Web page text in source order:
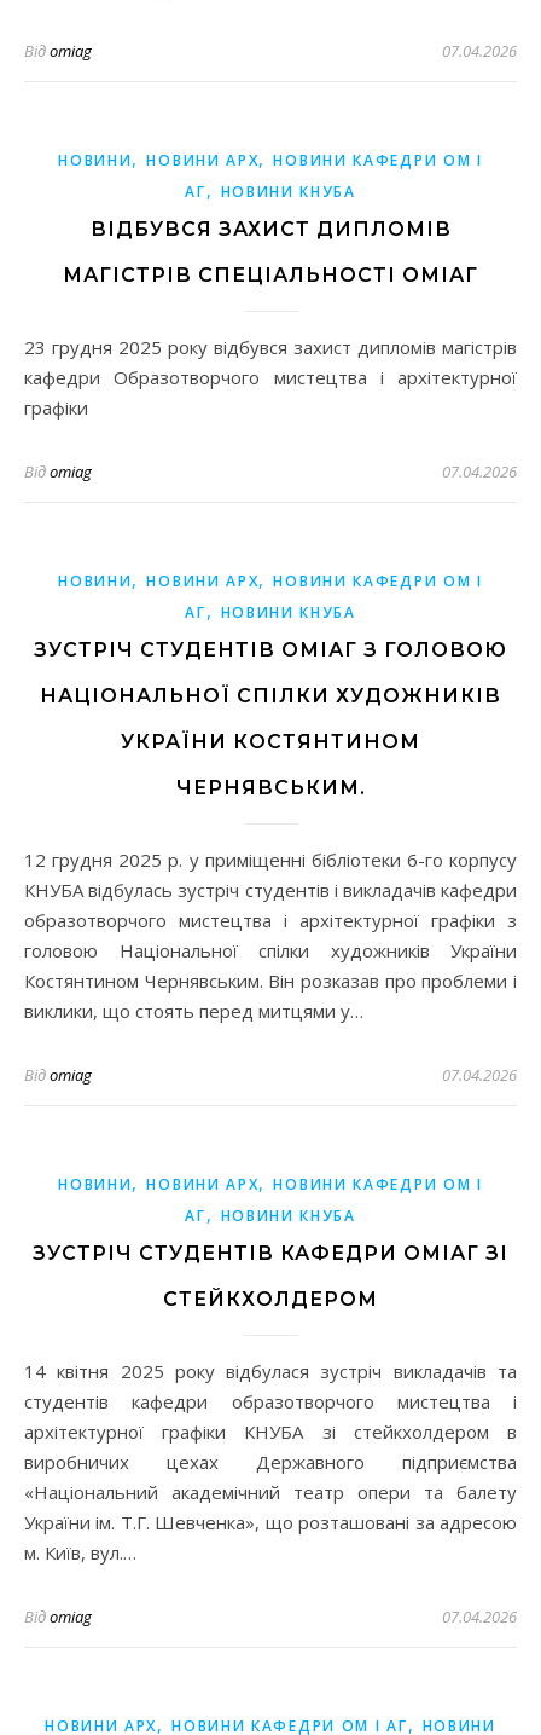
Відomiag 07.04.2026
НОВИНИ,НОВИНИ АРХ,НОВИНИ КАФЕДРИ ОМ І
АГ, НОВИНИ КНУБА
ВІДБУВСЯ ЗАХИСТ ДИПЛОМІВ
МАГІСТРІВ СПЕЦІАЛЬНОСТІ ОМІАГ
23 грудня 2025 року відбувся захист дипломів магістрів
кафедри Образотворчого мистецтва і архітектурної
графіки
Відomiag 07.04.2026
НОВИНИ,НОВИНИ АРХ,НОВИНИ КАФЕДРИ ОМ І
АГ, НОВИНИ КНУБА
ЗУСТРІЧ СТУДЕНТІВ ОМІАГ З ГОЛОВОЮ
НАЦІОНАЛЬНОЇ СПІЛКИ ХУДОЖНИКІВ
УКРАЇНИ КОСТЯНТИНОМ
ЧЕРНЯВСЬКИМ.
12 грудня 2025 р. у приміщенні бібліотеки 6-го корпусу
КНУБА відбулась зустріч студентів і викладачів кафедри
образотворчого мистецтва і архітектурної графіки з
головою Національної спілки художників України
Костянтином Чернявським. Він розказав про проблеми і
виклики, що стоять перед митцями у…
Відomiag 07.04.2026
НОВИНИ,НОВИНИ АРХ,НОВИНИ КАФЕДРИ ОМ І
АГ, НОВИНИ КНУБА
ЗУСТРІЧ СТУДЕНТІВ КАФЕДРИ ОМІАГ ЗІ
СТЕЙКХОЛДЕРОМ
14 квітня 2025 року відбулася зустріч викладачів та
студентів кафедри образотворчого мистецтва і
архітектурної графіки КНУБА зі стейкхолдером в
виробничих цехах Державного підприємства
«Національний академічний театр опери та балету
України ім. Т.Г. Шевченка», що розташовані за адресою
м. Київ, вул.…
Відomiag 07.04.2026
НОВИНИ АРХ,НОВИНИ КАФЕДРИ ОМ І АГ, НОВИНИ